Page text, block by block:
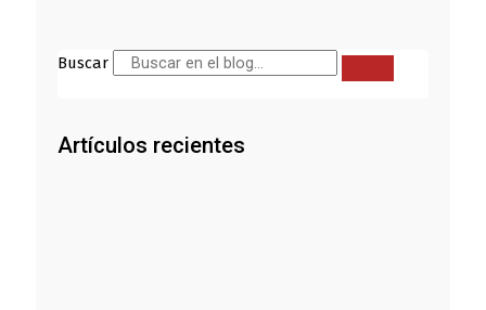
Buscar
Artículos recientes